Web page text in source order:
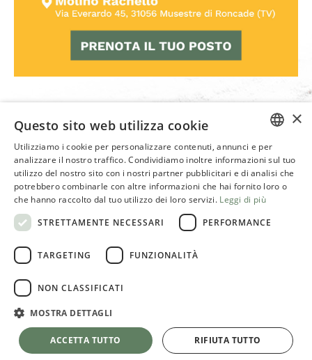
29 Ottobre | I nuovi
panificatori delle bakery
moderne
Perché partecipare? Scoprirai come:
numeri efficientare
economica
organizzare al meglio il team di lavoro
*Bonus Tip: Confronto con i colleghi e
ITALIAN
ENGLISH
×
Questo sito web utilizza cookie
Utilizziamo i cookie per personalizzare contenuti, annunci e per
analizzare il nostro traffico. Condividiamo inoltre informazioni sul tuo
utilizzo del nostro sito con i nostri partner pubblicitari e di analisi che
potrebbero combinarle con altre informazioni che hai fornito loro o
che hanno raccolto dal tuo utilizzo dei loro servizi. Leggi di più
STRETTAMENTE NECESSARI
PERFORMANCE
TARGETING FUNZIONALITÀ
NON CLASSIFICATI
MOSTRA DETTAGLI
ACCETTA TUTTO RIFIUTA TUTTO